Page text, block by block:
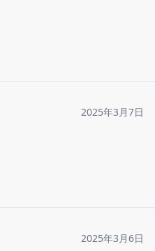
2025年3月7日
2025年3月6日